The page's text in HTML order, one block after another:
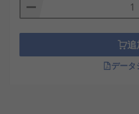
追
データ